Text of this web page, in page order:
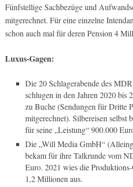
Fünfstellige Sachbezüge und
mitgerechnet. Für eine einzelne
schon auch mal für deren Pension 4
Luxus-Gagen:
Die 20 Schlagerabende des
schlugen in den Jahren 2020
zu Buche (Sendungen für Dritte
mitgerechnet). Silbereisen selbst
für seine „Leistung“ 900.000
Die „Will Media GmbH“
bekam für ihre Talkrunde vom
Euro. 2021 wies die
1,2 Millionen aus.